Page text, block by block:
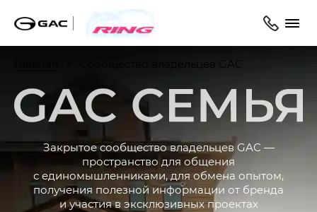
Сообщество владельцев GAC
Закрытое сообщество владельцев GAC —
пространство для общения
с единомышленниками, для обмена опытом,
получения полезной информации от бренда
и участия в эксклюзивных проектах